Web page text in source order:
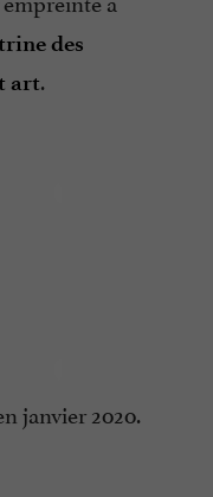
des
art.
janvier 2020.